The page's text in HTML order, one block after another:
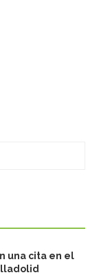
una cita en el